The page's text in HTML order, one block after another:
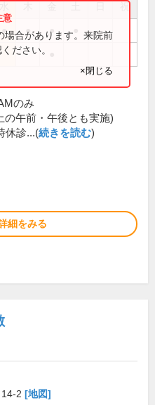
祝
● ● ●
場合があります。来院前
ださい。
×閉じる
のみ
の午前・午後とも実施)
休診...(続きを読む)
細をみる
2 [地図]